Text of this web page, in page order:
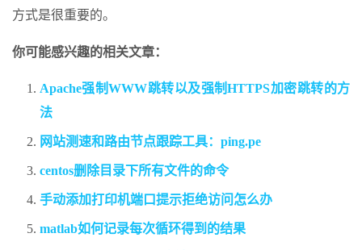
方式是很重要的。
你可能感兴趣的相关文章：
Apache强制WWW跳转以及强制HTTPS加密跳转的方
法
网站测速和路由节点跟踪工具：ping.pe
centos删除目录下所有文件的命令
手动添加打印机端口提示拒绝访问怎么办
matlab如何记录每次循环得到的结果